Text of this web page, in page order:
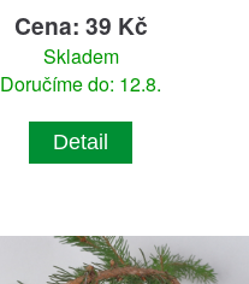
Cena: 39 Kč
Skladem
Doručíme do: 12.8.
Detail